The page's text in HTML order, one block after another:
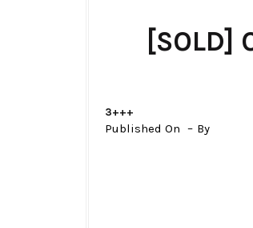
[SOLD]
3+++
Published On By